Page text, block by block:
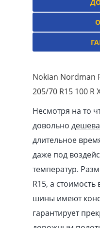
Nokian Nordman
205/70 R15 100 R
Несмотря на то
довольно
длительное
даже под
температур.
R15, а стоимость
шины имеют
гарантирует